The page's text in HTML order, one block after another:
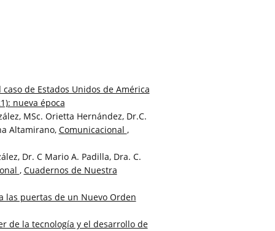
de Estados Unidos de América
nueva época
MSc. Orietta Hernández, Dr.C.
Altamirano, Comunicacional ,
Dr. C Mario A. Padilla, Dra. C.
, Cuadernos de Nuestra
las puertas de un Nuevo Orden
de la tecnología y el desarrollo de